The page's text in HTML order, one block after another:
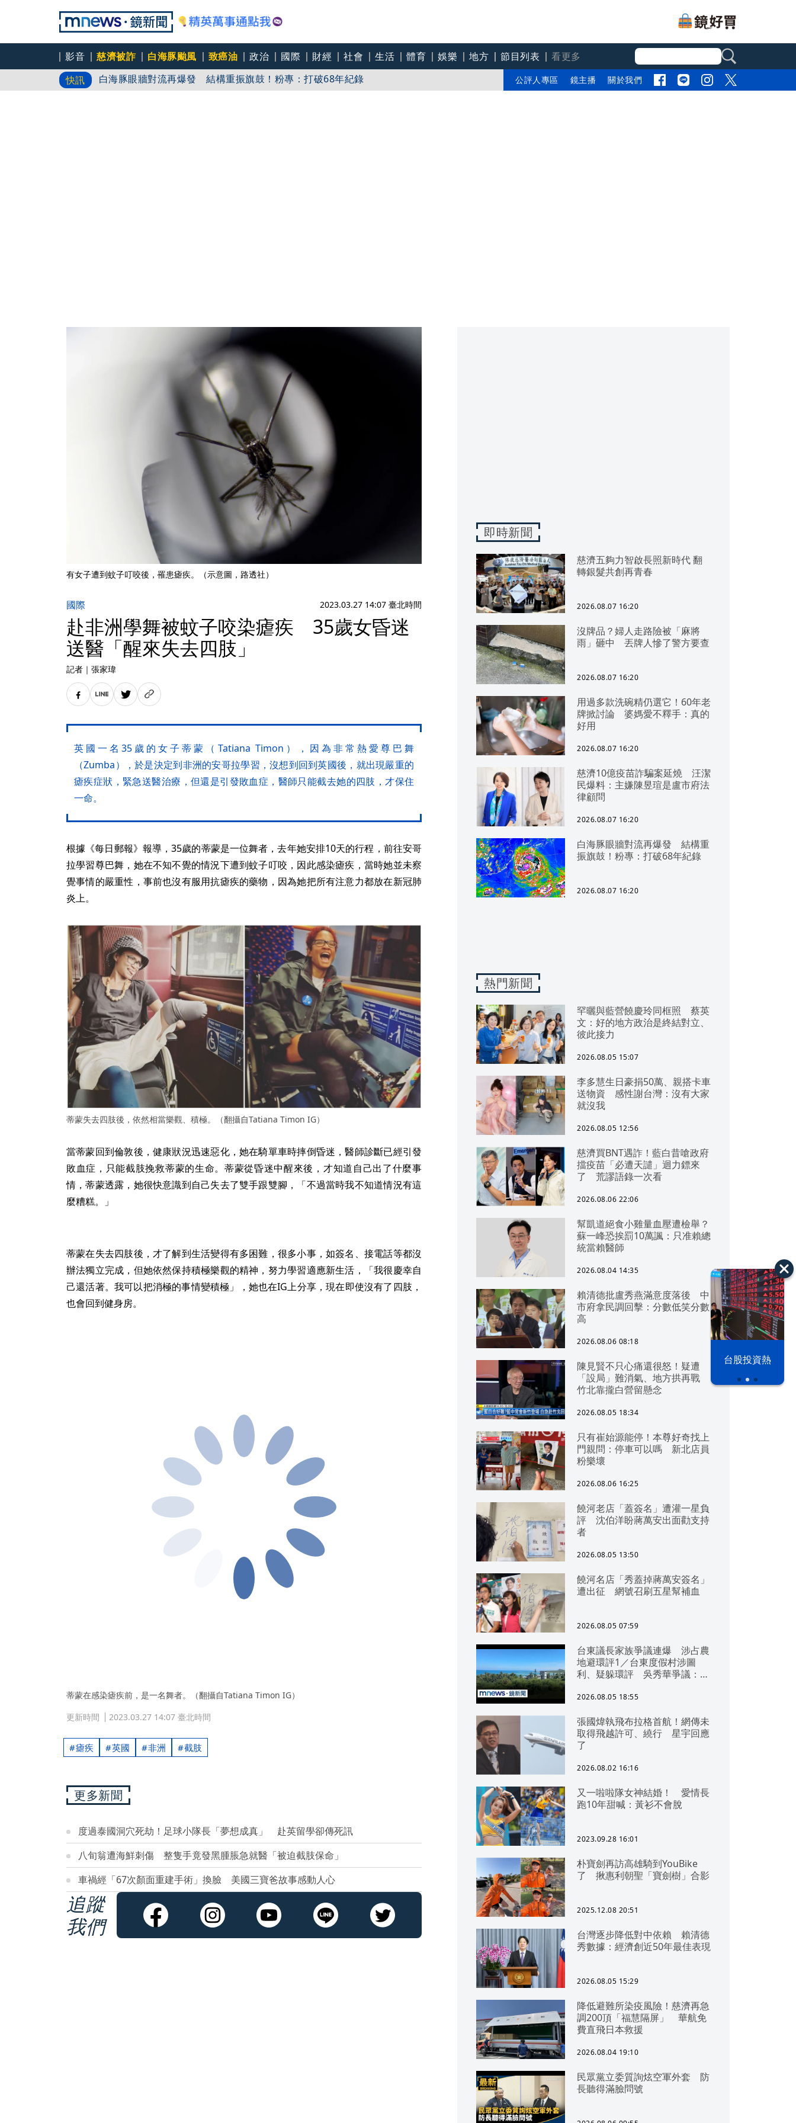
影音 慈濟被詐 白海豚颱風 致癌油 政治 國際 財經 社會 生活 體育 娛樂 地方 節目列表
看更多
快訊
白海豚眼牆對流再爆發 結構重振旗鼓！粉專：打破68年紀錄
買疫苗遭詐10億 慈濟最新3點聲明：將依法求償、捍衛捐款權益
公評人專區 鏡主播 關於我們
漢光42演習 台股投資熱
有女子遭到蚊子叮咬後，罹患瘧疾。（示意圖，路透社）
國際 2023.03.27 14:07 臺北時間
赴非洲學舞被蚊子咬染瘧疾 35歲女昏迷
送醫「醒來失去四肢」
記者 ｜ 張家瑋
英國一名35歲的女子蒂蒙（Tatiana Timon），因為非常熱愛尊巴舞
（Zumba），於是決定到非洲的安哥拉學習，沒想到回到英國後，就出現嚴重的
瘧疾症狀，緊急送醫治療，但還是引發敗血症，醫師只能截去她的四肢，才保住
一命。
根據《每日郵報》報導，35歲的蒂蒙是一位舞者，去年她安排10天的行程，前往安哥
拉學習尊巴舞，她在不知不覺的情況下遭到蚊子叮咬，因此感染瘧疾，當時她並未察
覺事情的嚴重性，事前也沒有服用抗瘧疾的藥物，因為她把所有注意力都放在新冠肺
炎上。
蒂蒙失去四肢後，依然相當樂觀、積極。（翻攝自Tatiana Timon IG）
當蒂蒙回到倫敦後，健康狀況迅速惡化，她在騎單車時摔倒昏迷，醫師診斷已經引發
敗血症，只能截肢挽救蒂蒙的生命。蒂蒙從昏迷中醒來後，才知道自己出了什麼事
情，蒂蒙透露，她很快意識到自己失去了雙手跟雙腳，「不過當時我不知道情況有這
麼糟糕。」
蒂蒙在失去四肢後，才了解到生活變得有多困難，很多小事，如簽名、接電話等都沒
辦法獨立完成，但她依然保持積極樂觀的精神，努力學習適應新生活，「我很慶幸自
己還活著。我可以把消極的事情變積極」，她也在IG上分享，現在即使沒有了四肢，
也會回到健身房。
蒂蒙在感染瘧疾前，是一名舞者。（翻攝自Tatiana Timon IG）
更新時間
2023.03.27 14:07 臺北時間
瘧疾 英國 非洲 截肢
更多新聞
度過泰國洞穴死劫！足球小隊長「夢想成真」 赴英留學卻傳死訊
八旬翁遭海鮮刺傷 整隻手竟發黑腫脹急就醫「被迫截肢保命」
車禍經「67次顏面重建手術」換臉 美國三寶爸故事感動人心
追蹤
我們
即時新聞
慈濟五夠力智啟長照新時代 翻
轉銀髮共創再青春
2026.08.07 16:20
沒牌品？婦人走路險被「麻將
雨」砸中 丟牌人慘了警方要查
2026.08.07 16:20
用過多款洗碗精仍選它！60年老
牌掀討論 婆媽愛不釋手：真的
好用
2026.08.07 16:20
慈濟10億疫苗詐騙案延燒 汪潔
民爆料：主嫌陳昱瑄是盧市府法
律顧問
2026.08.07 16:20
白海豚眼牆對流再爆發 結構重
振旗鼓！粉專：打破68年紀錄
2026.08.07 16:20
熱門新聞
罕曬與藍營饒慶玲同框照 蔡英
文：好的地方政治是終結對立、
彼此接力
2026.08.05 15:07
李多慧生日豪捐50萬、親搭卡車
送物資 感性謝台灣：沒有大家
就沒我
2026.08.05 12:56
慈濟買BNT遇詐！藍白昔嗆政府
擋疫苗「必遭天譴」迴力鏢來
了 荒謬語錄一次看
2026.08.06 22:06
幫凱道絕食小雞量血壓遭檢舉？
蘇一峰恐挨罰10萬諷：只准賴總
統當賴醫師
2026.08.04 14:35
賴清德批盧秀燕滿意度落後 中
市府拿民調回擊：分數低笑分數
高
2026.08.06 08:18
陳見賢不只心痛還很怒！疑遭
「設局」難消氣、地方拱再戰
竹北靠攏白營留懸念
2026.08.05 18:34
只有崔始源能停！本尊好奇找上
門親問：停車可以嗎 新北店員
粉樂壞
2026.08.06 16:25
饒河老店「蓋簽名」遭灌一星負
評 沈伯洋盼蔣萬安出面勸支持
者
2026.08.05 13:50
饒河名店「秀蓋掉蔣萬安簽名」
遭出征 網號召刷五星幫補血
2026.08.05 07:59
台東議長家族爭議連爆 涉占農
地避環評1／台東度假村涉圖
利、疑躲環評 吳秀華爭議：概
2026.08.05 18:55
張國煒執飛布拉格首航！網傳未
取得飛越許可、繞行 星宇回應
了
2026.08.02 16:16
又一啦啦隊女神結婚！ 愛情長
跑10年甜喊：黃衫不會脫
2023.09.28 16:01
朴寶劍再訪高雄騎到YouBike
了 揪惠利朝聖「寶劍樹」合影
2025.12.08 20:51
台灣逐步降低對中依賴 賴清德
秀數據：經濟創近50年最佳表現
2026.08.05 15:29
降低避難所染疫風險！慈濟再急
調200頂「福慧隔屏」 華航免
費直飛日本救援
2026.08.04 19:10
民眾黨立委質詢炫空軍外套 防
長聽得滿臉問號